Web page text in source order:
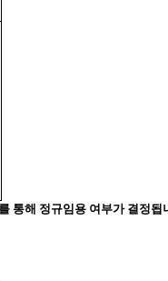
통해 정규임용 여부가 결정됩